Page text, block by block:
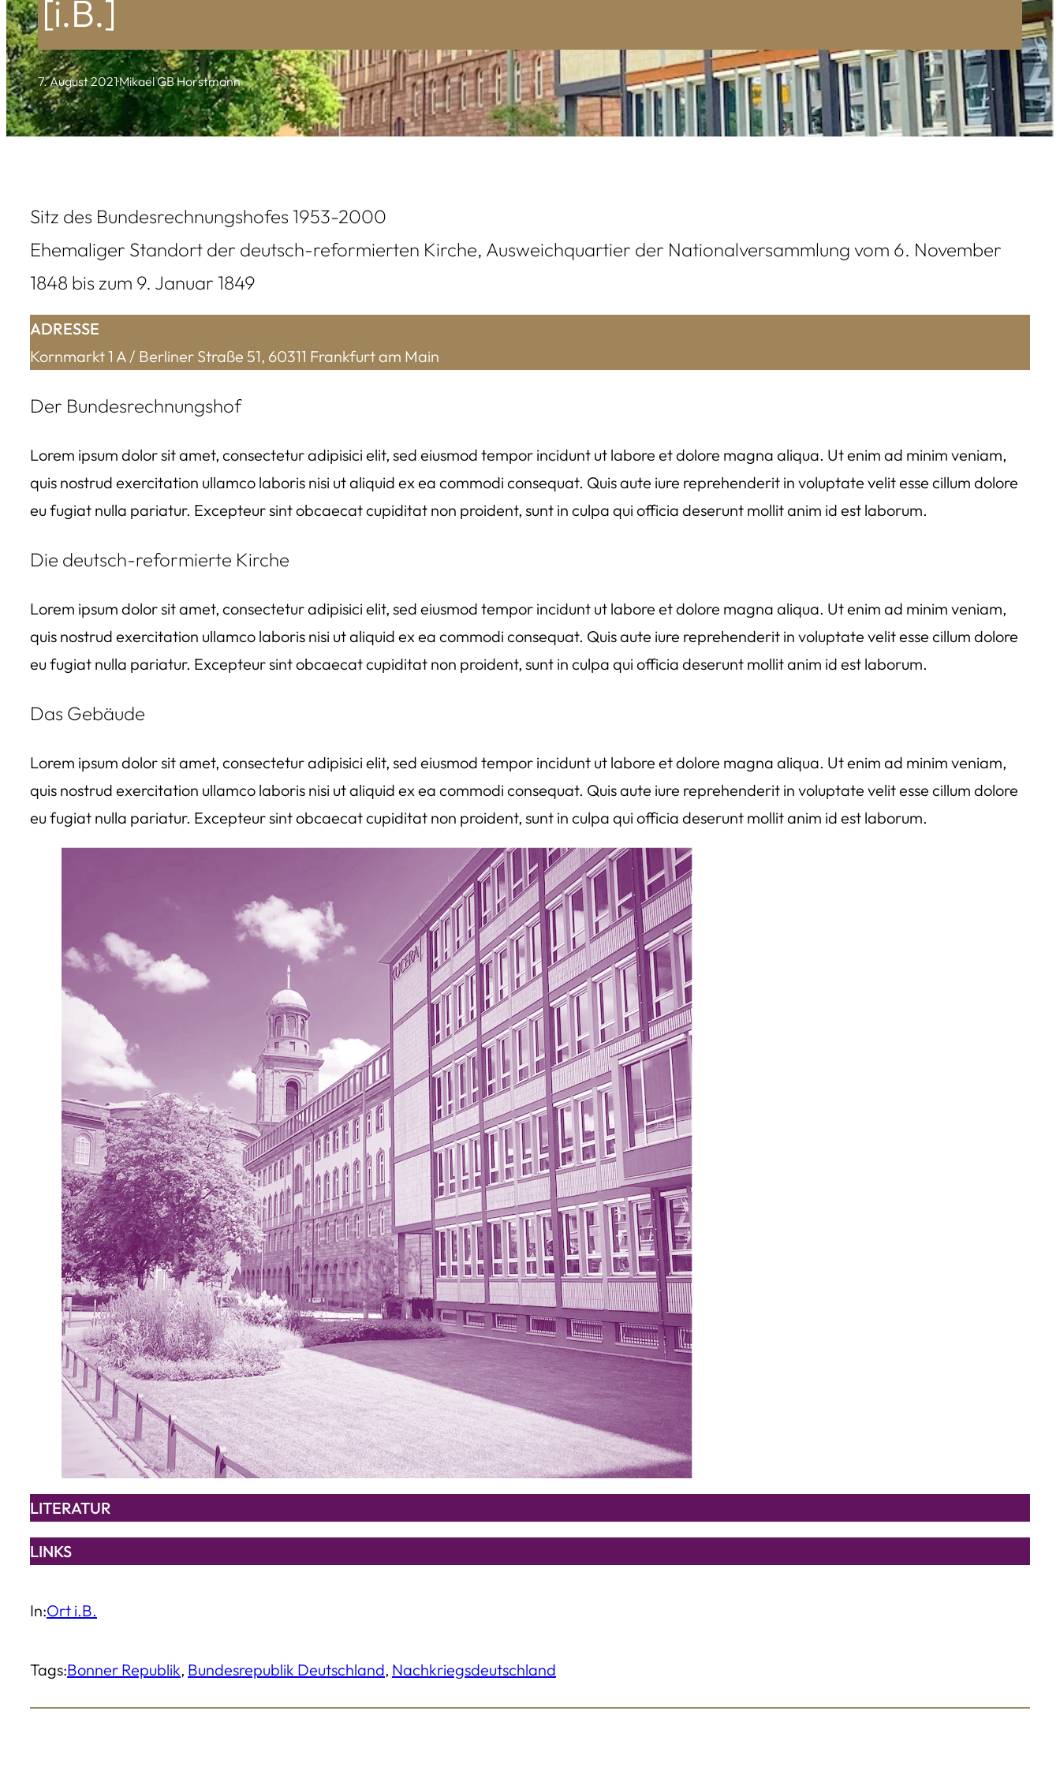
[i.B.]
7. August 2021·Mikael GB Horstmann
Sitz des Bundesrechnungshofes 1953-2000
Ehemaliger Standort der deutsch-reformierten Kirche, Ausweichquartier der Nationalversammlung vom 6. November
1848 bis zum 9. Januar 1849
ADRESSE
Kornmarkt 1 A / Berliner Straße 51, 60311 Frankfurt am Main
Der Bundesrechnungshof
Lorem ipsum dolor sit amet, consectetur adipisici elit, sed eiusmod tempor incidunt ut labore et dolore magna aliqua. Ut enim ad minim veniam,
quis nostrud exercitation ullamco laboris nisi ut aliquid ex ea commodi consequat. Quis aute iure reprehenderit in voluptate velit esse cillum dolore
eu fugiat nulla pariatur. Excepteur sint obcaecat cupiditat non proident, sunt in culpa qui officia deserunt mollit anim id est laborum.
Die deutsch-reformierte Kirche
Lorem ipsum dolor sit amet, consectetur adipisici elit, sed eiusmod tempor incidunt ut labore et dolore magna aliqua. Ut enim ad minim veniam,
quis nostrud exercitation ullamco laboris nisi ut aliquid ex ea commodi consequat. Quis aute iure reprehenderit in voluptate velit esse cillum dolore
eu fugiat nulla pariatur. Excepteur sint obcaecat cupiditat non proident, sunt in culpa qui officia deserunt mollit anim id est laborum.
Das Gebäude
Lorem ipsum dolor sit amet, consectetur adipisici elit, sed eiusmod tempor incidunt ut labore et dolore magna aliqua. Ut enim ad minim veniam,
quis nostrud exercitation ullamco laboris nisi ut aliquid ex ea commodi consequat. Quis aute iure reprehenderit in voluptate velit esse cillum dolore
eu fugiat nulla pariatur. Excepteur sint obcaecat cupiditat non proident, sunt in culpa qui officia deserunt mollit anim id est laborum.
LITERATUR
LINKS
In:Ort i.B.
Tags:Bonner Republik, Bundesrepublik Deutschland, Nachkriegsdeutschland